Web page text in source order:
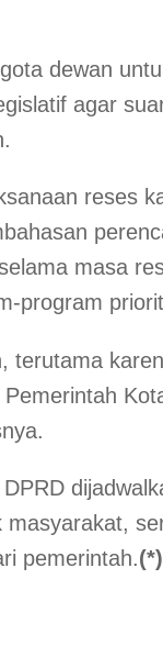
dewan
agar
reses
masa
program
terutama
pemerintah.(*)